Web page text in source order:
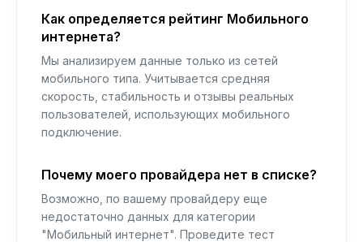
Как определяется рейтинг Мобильного
интернета?
Мы анализируем данные только из сетей
мобильного типа. Учитывается средняя
скорость, стабильность и отзывы реальных
пользователей, использующих мобильного
подключение.
Почему моего провайдера нет в списке?
Возможно, по вашему провайдеру еще
недостаточно данных для категории
"Мобильный интернет". Проведите тест